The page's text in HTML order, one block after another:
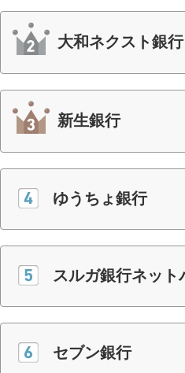
大和ネクスト銀行
新生銀行
ゆうちょ銀行
スルガ銀行ネット
セブン銀行